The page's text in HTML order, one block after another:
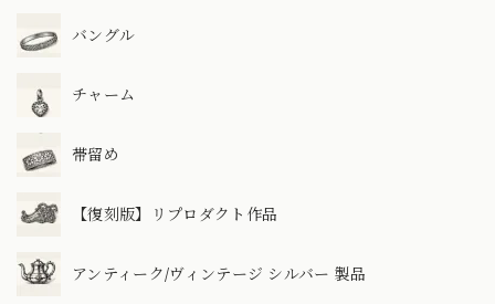
バングル
チャーム
帯留め
【復刻版】リプロダクト作品
アンティーク/ヴィンテージ シルバー 製品